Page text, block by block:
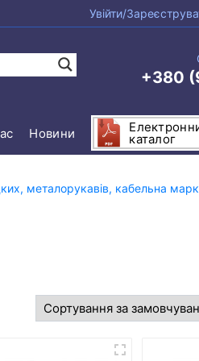
Увійти/
+380
Новини каталог
металорукавів, кабельна